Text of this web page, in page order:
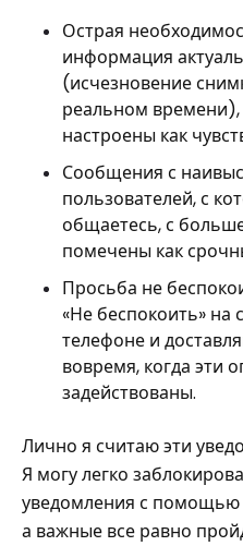
Острая
информация
(исчезновение
реальном времени),
настроены как
Сообщения с
пользователей, с
общаетесь, с
помечены как
Просьба не
«Не беспокоить»
телефоне и
вовремя, когда эти
задействованы.
Лично я считаю эти
Я могу легко
уведомления с помощью
а важные все равно